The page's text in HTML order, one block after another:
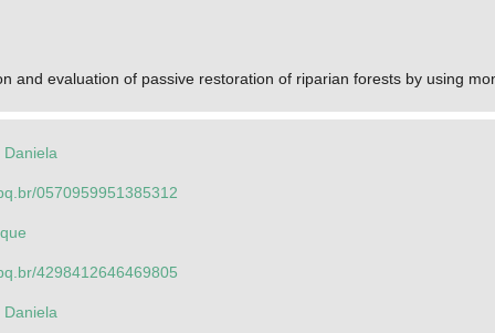
and evaluation of passive restoration of riparian forests by using
Daniela
0570959951385312
4298412646469805
Daniela